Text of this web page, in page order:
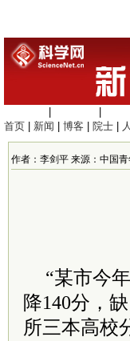
首页
新闻 博客 院士
作者：李剑平 来源：中国青
“某市今
降140分，
所三本高校